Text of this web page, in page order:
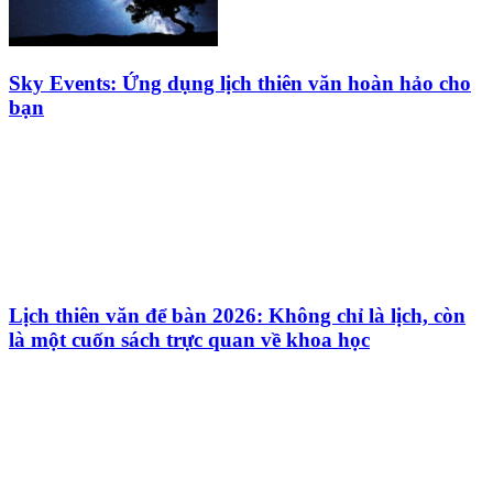
Sky Events: Ứng dụng lịch thiên văn hoàn hảo cho
bạn
Lịch thiên văn để bàn 2026: Không chỉ là lịch, còn
là một cuốn sách trực quan về khoa học